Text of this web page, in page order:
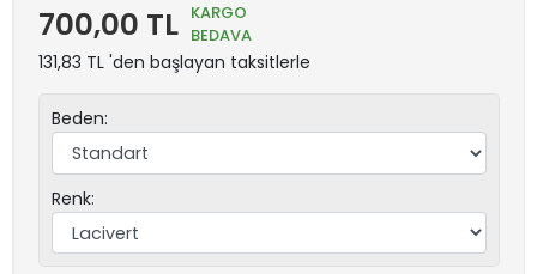
700,00 TL KARGO
BEDAVA
131,83 TL 'den başlayan taksitlerle
Beden:
Renk: